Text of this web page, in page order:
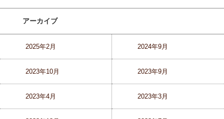
アーカイブ
2025年2月 2024年9月
2023年10月 2023年9月
2023年4月 2023年3月